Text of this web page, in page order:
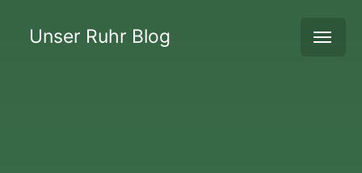
Unser Ruhr Blog